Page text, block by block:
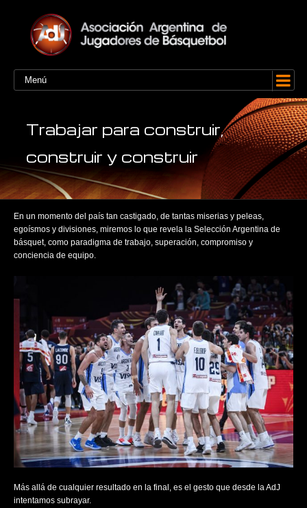
Menú
Trabajar para construir,
construir y construir
En un momento del país tan castigado, de tantas miserias y peleas,
egoísmos y divisiones, miremos lo que revela la Selección Argentina de
básquet, como paradigma de trabajo, superación, compromiso y
conciencia de equipo.
Más allá de cualquier resultado en la final, es el gesto que desde la AdJ
intentamos subrayar.